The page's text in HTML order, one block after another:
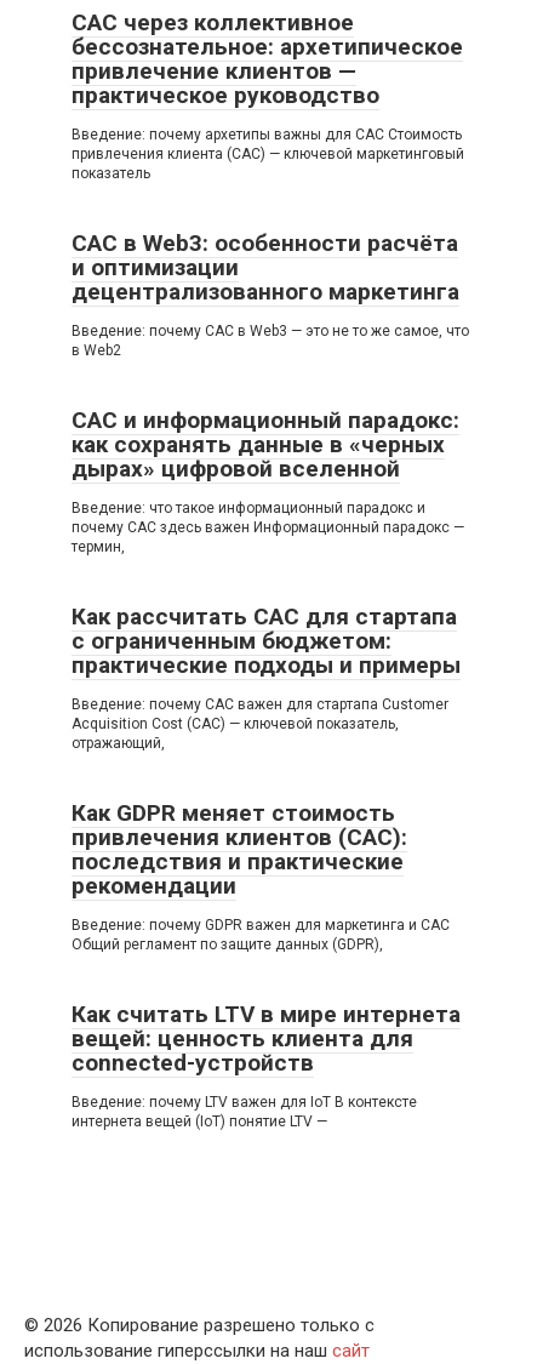
СAC через коллективное
бессознательное: архетипическое
привлечение клиентов —
практическое руководство
Введение: почему архетипы важны для CAC Стоимость
привлечения клиента (CAC) — ключевой маркетинговый
показатель
CAC в Web3: особенности расчёта
и оптимизации
децентрализованного маркетинга
Введение: почему CAC в Web3 — это не то же самое, что
в Web2
CAC и информационный парадокс:
как сохранять данные в «черных
дырах» цифровой вселенной
Введение: что такое информационный парадокс и
почему CAC здесь важен Информационный парадокс —
термин,
Как рассчитать CAC для стартапа
с ограниченным бюджетом:
практические подходы и примеры
Введение: почему CAC важен для стартапа Customer
Acquisition Cost (CAC) — ключевой показатель,
отражающий,
Как GDPR меняет стоимость
привлечения клиентов (CAC):
последствия и практические
рекомендации
Введение: почему GDPR важен для маркетинга и CAC
Общий регламент по защите данных (GDPR),
Как считать LTV в мире интернета
вещей: ценность клиента для
connected-устройств
Введение: почему LTV важен для IoT В контексте
интернета вещей (IoT) понятие LTV —
© 2026 Копирование разрешено только с
использование гиперссылки на наш сайт